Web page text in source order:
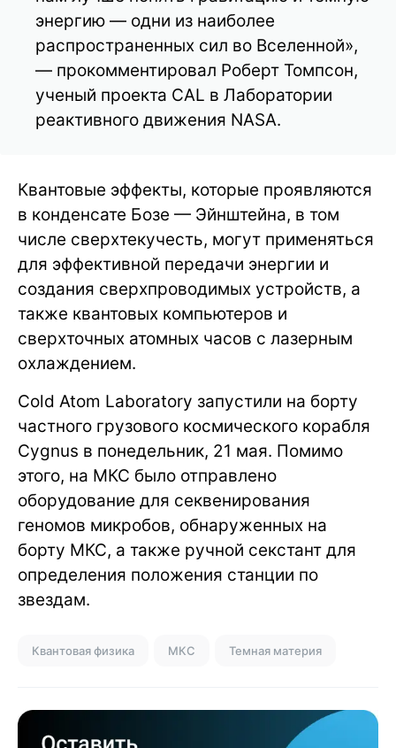
энергию — одни из наиболее
распространенных сил во Вселенной»,
— прокомментировал Роберт Томпсон,
ученый проекта CAL в Лаборатории
реактивного движения NASA.
Квантовые эффекты, которые проявляются
в конденсате Бозе — Эйнштейна, в том
числе сверхтекучесть, могут применяться
для эффективной передачи энергии и
создания сверхпроводимых устройств, а
также квантовых компьютеров и
сверхточных атомных часов с лазерным
охлаждением.
Cold Atom Laboratory запустили на борту
частного грузового космического корабля
Cygnus в понедельник, 21 мая. Помимо
этого, на МКС было отправлено
оборудование для секвенирования
геномов микробов, обнаруженных на
борту МКС, а также ручной секстант для
определения положения станции по
звездам.
Квантовая физика МКС Темная материя